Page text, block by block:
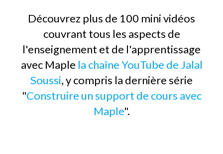
Découvrez plus de 100 mini vidéos
couvrant tous les aspects de
l'enseignement et de l'apprentissage
avec Maple la chaîne YouTube de Jalal
Soussi, y compris la dernière série
"Construire un support de cours avec
Maple".